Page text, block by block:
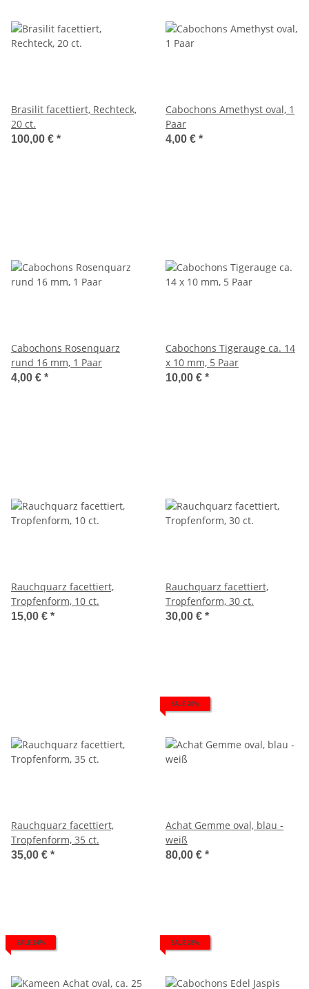
Brasilit facettiert, Rechteck,
20 ct.
100,00 € *
Cabochons Amethyst oval, 1
Paar
4,00 € *
Cabochons Rosenquarz
rund 16 mm, 1 Paar
4,00 € *
Cabochons Tigerauge ca. 14
x 10 mm, 5 Paar
10,00 € *
Rauchquarz facettiert,
Tropfenform, 10 ct.
15,00 € *
Rauchquarz facettiert,
Tropfenform, 30 ct.
30,00 € *
Rauchquarz facettiert,
Tropfenform, 35 ct.
35,00 € *
SALE 20%
Achat Gemme oval, blau -
weiß
80,00 € *
SALE 24% SALE 28%